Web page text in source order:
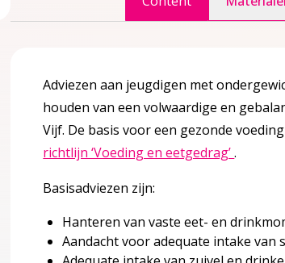
over 1 Inleiding
over 2 Definitie en achtergrondinformatie
over 2 Definitie en
Adviezen aan jeugdigen met
houden van een volwaardige en
Vijf. De basis voor een gezonde
richtlijn ‘Voeding en eetgedrag’Deze
.
Basisadviezen zijn:
Hanteren van vaste eet- en
Aandacht voor adequate intake van